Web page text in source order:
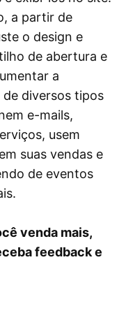
a partir de
o design e
de abertura e
a
diversos tipos
e-mails,
usem
suas vendas e
de eventos
venda mais,
feedback e